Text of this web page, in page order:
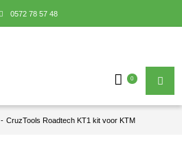
0572 78 57 48
0
- CruzTools Roadtech KT1 kit voor KTM